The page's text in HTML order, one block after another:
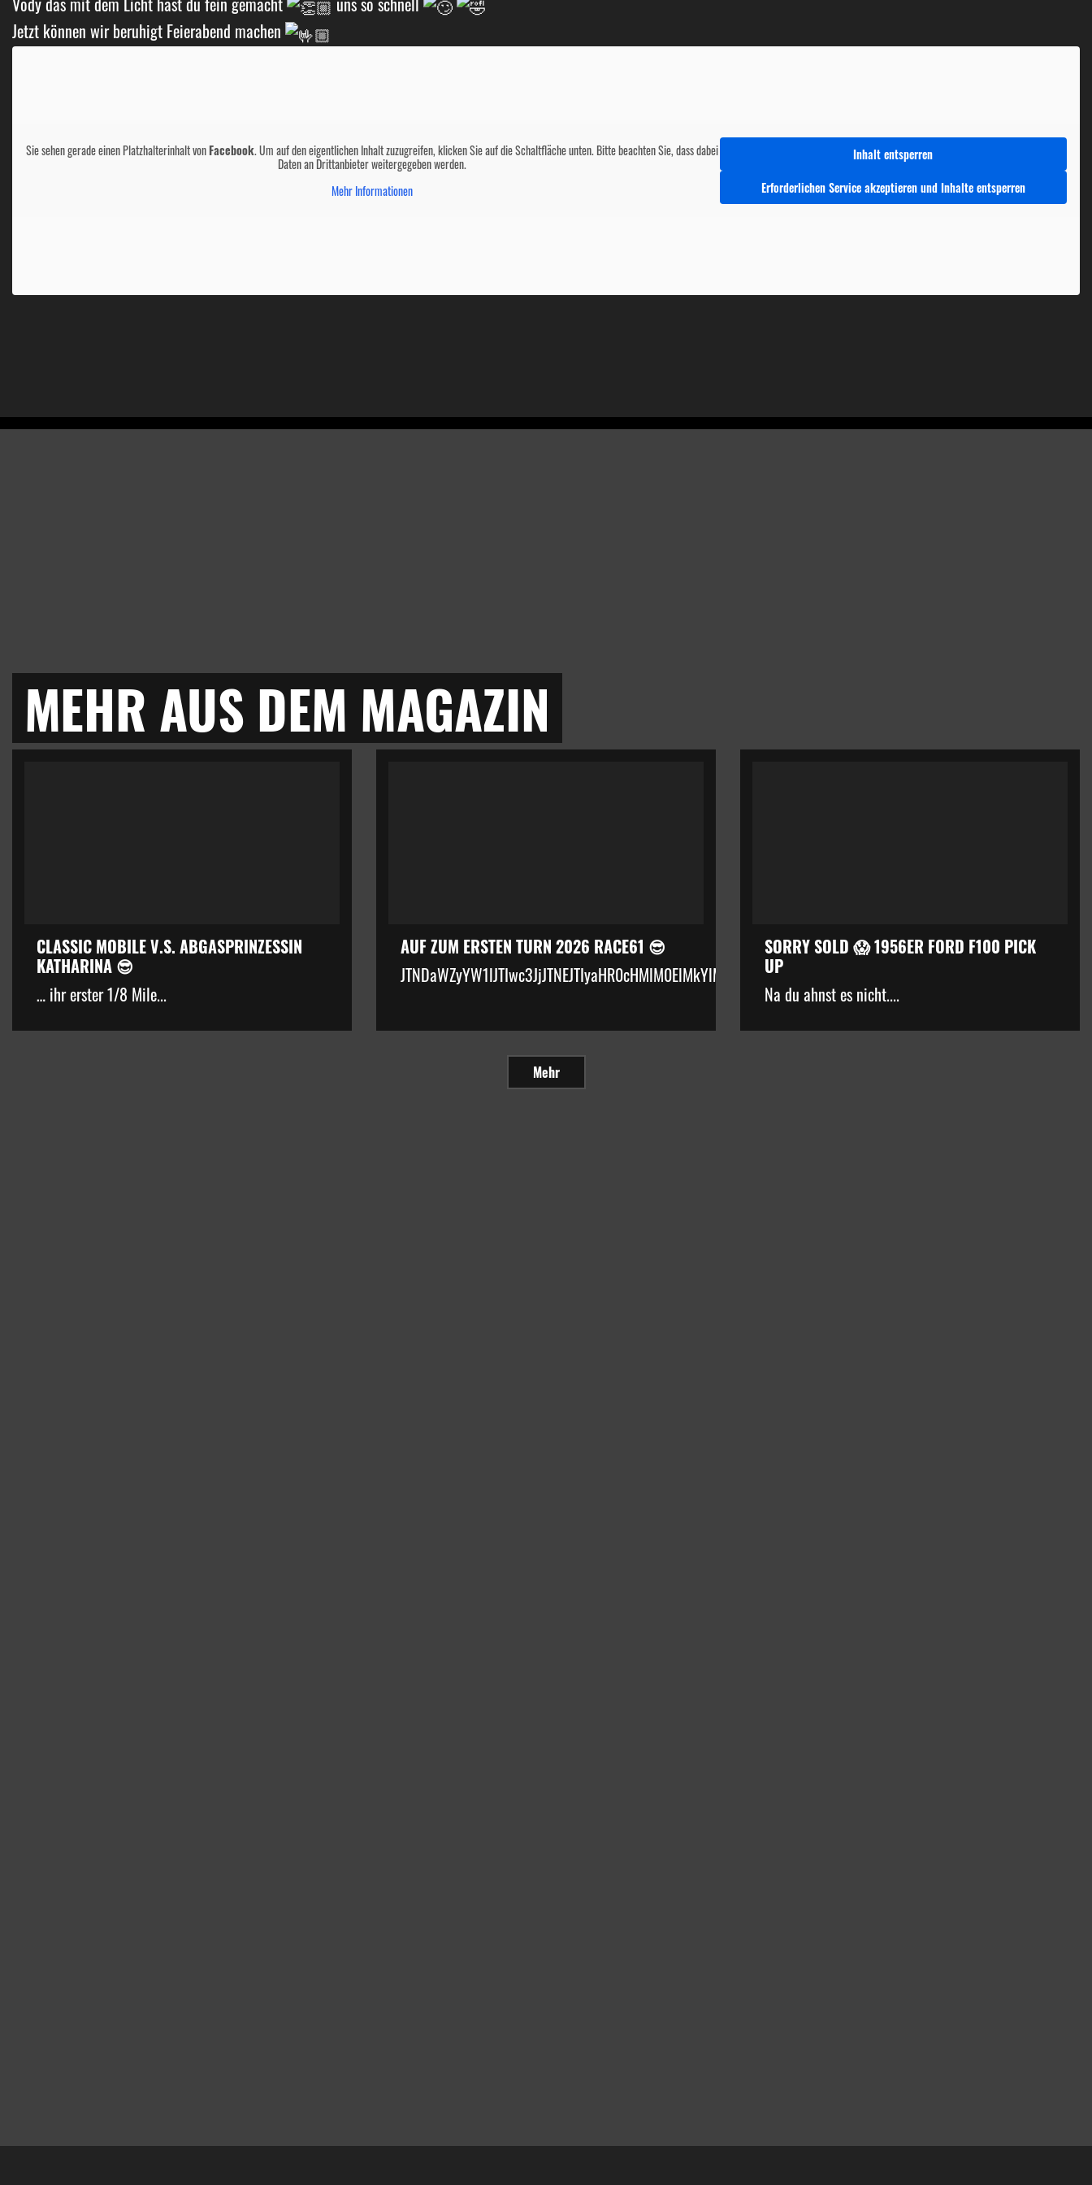
Jetzt können wir beruhigt Feierabend machen
Sie sehen gerade einen Platzhalterinhalt vonFacebook. Um auf den eigentlichen Inhalt zuzugreifen, klicken Sie auf die Schaltfläche unten. Bitte beachten Sie, dass dabei
Daten an Drittanbieter weitergegeben werden.
Mehr Informationen
Inhalt entsperren
Erforderlichen Service akzeptieren und Inhalte entsperren
MEHR AUS DEM MAGAZIN
CLASSIC MOBILE V.S. ABGASPRINZESSIN
KATHARINA 😎
… ihr erster 1/8 Mile...
AUF ZUM ERSTEN TURN 2026 RACE61 😎
SORRY SOLD 😱 1956ER FORD F100 PICK
UP
Na du ahnst es nicht....
Mehr